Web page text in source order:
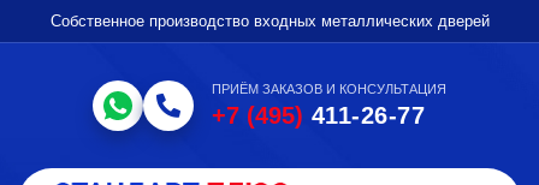
Собственное производство входных металлических дверей
ПРИЁМ ЗАКАЗОВ И КОНСУЛЬТАЦИЯ
+7 (495) 411-26-77